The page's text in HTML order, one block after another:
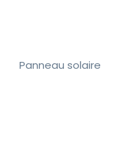
Panneau solaire